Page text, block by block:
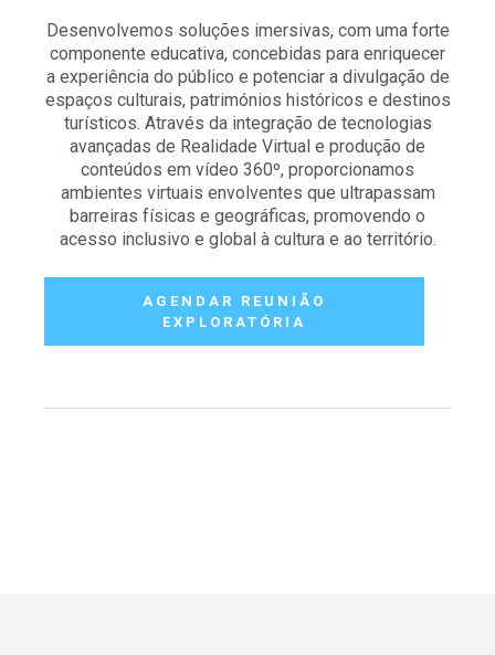
Desenvolvemos soluções imersivas, com uma forte
componente educativa, concebidas para enriquecer
a experiência do público e potenciar a divulgação de
espaços culturais, patrimónios históricos e destinos
turísticos. Através da integração de tecnologias
avançadas de Realidade Virtual e produção de
conteúdos em vídeo 360º, proporcionamos
ambientes virtuais envolventes que ultrapassam
barreiras físicas e geográficas, promovendo o
acesso inclusivo e global à cultura e ao território.
AGENDAR REUNIÃO
EXPLORATÓRIA